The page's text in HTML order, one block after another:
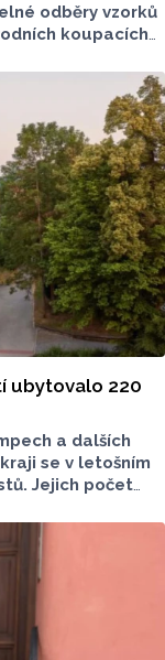
odběry vzorků
koupacích
(KO
sídlem v Ostravě,
ubytovalo 220
a dalších
se v letošním
Jejich počet
45 548,
hostů
174 882
méně. Celkový
Údaje